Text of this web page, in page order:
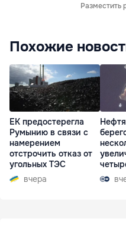
Разместить
Похожие
ЕК предостерегла
Румынию в связи с
намерением
отстрочить отказ от
угольных ТЭС
вчера